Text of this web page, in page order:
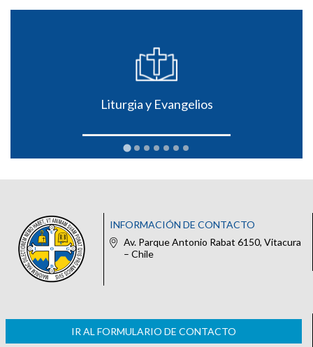
Liturgia y Evangelios
INFORMACIÓN DE CONTACTO
Av. Parque Antonio Rabat 6150, Vitacura
– Chile
IR AL FORMULARIO DE CONTACTO